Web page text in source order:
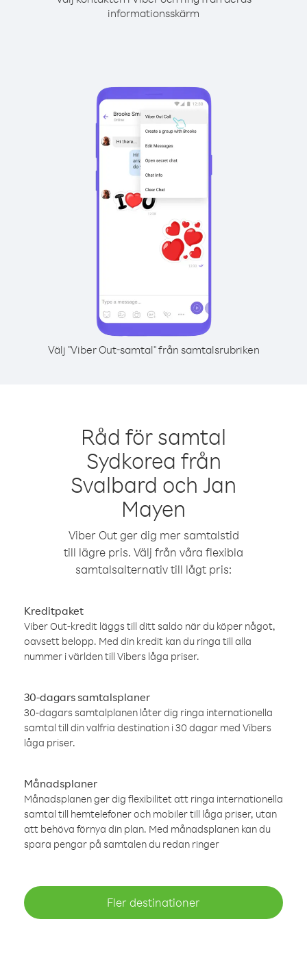
informationsskärm
Välj "Viber Out-samtal" från samtalsrubriken
Råd för samtal
Sydkorea från
Svalbard och Jan
Mayen
Viber Out ger dig mer samtalstid
till lägre pris. Välj från våra flexibla
samtalsalternativ till lågt pris:
Kreditpaket
Viber Out-kredit läggs till ditt saldo när du köper något,
oavsett belopp. Med din kredit kan du ringa till alla
nummer i världen till Vibers låga priser.
30-dagars samtalsplaner
30-dagars samtalplanen låter dig ringa internationella
samtal till din valfria destination i 30 dagar med Vibers
låga priser.
Månadsplaner
Månadsplanen ger dig flexibilitet att ringa internationella
samtal till hemtelefoner och mobiler till låga priser, utan
att behöva förnya din plan. Med månadsplanen kan du
spara pengar på samtalen du redan ringer
Fler destinationer